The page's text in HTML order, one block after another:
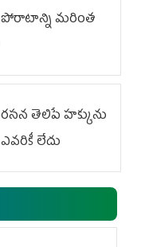
పోరాటాన్ని మరింత
తెలిపే హక్కును
లేదు